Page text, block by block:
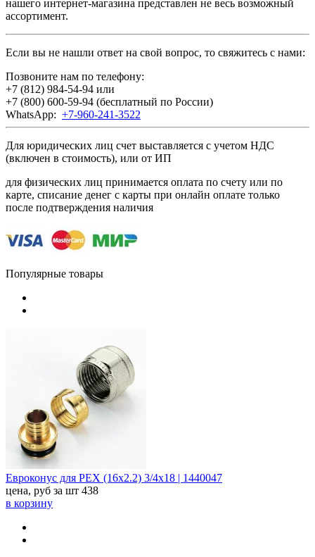
нашего интернет-магазина представлен не весь возможный
ассортимент.
Если вы не нашли ответ на свой вопрос, то свяжитесь с нами:
Позвоните нам по телефону:
+7 (812) 984-54-94 или
+7 (800) 600-59-94 (бесплатный по России)
WhatsApp: +7-960-241-3522
Для юридических лиц счет выставляется с учетом НДС
(включен в стоимость), или от ИП
для физических лиц принимается оплата по счету или по
карте, списание денег с карты при онлайн оплате только
после подтверждения наличия
Популярные товары
Евроконус для PEX (16x2.2) 3/4х18 | 1440047
цена, руб за шт 438
в корзину